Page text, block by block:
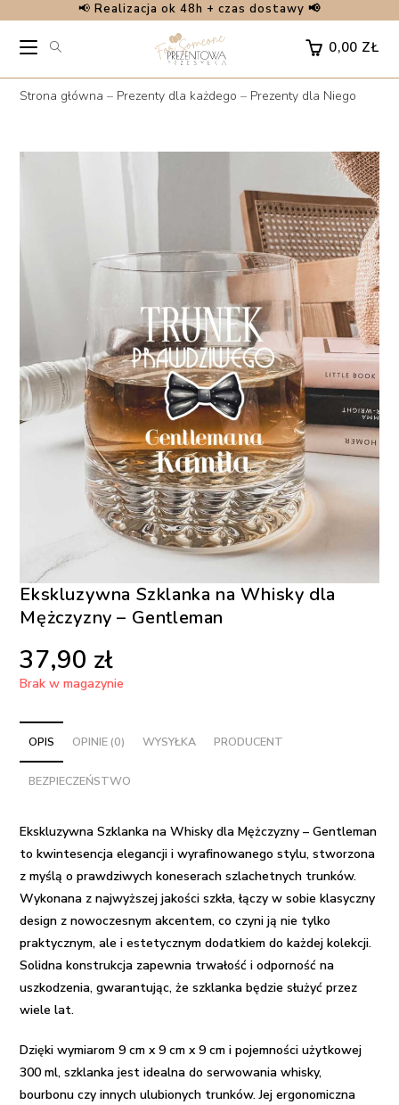
content
📢 Realizacja ok 48h + czas dostawy 📢
0,00 ZŁ
Strona główna – Prezenty dla każdego – Prezenty dla Niego
Ekskluzywna Szklanka na Whisky dla
Mężczyzny – Gentleman
37,90 zł
Brak w magazynie
OPIS OPINIE (0) WYSYŁKA PRODUCENT
BEZPIECZEŃSTWO
Ekskluzywna Szklanka na Whisky dla Mężczyzny – Gentleman
to kwintesencja elegancji i wyrafinowanego stylu, stworzona
z myślą o prawdziwych koneserach szlachetnych trunków.
Wykonana z najwyższej jakości szkła, łączy w sobie klasyczny
design z nowoczesnym akcentem, co czyni ją nie tylko
praktycznym, ale i estetycznym dodatkiem do każdej kolekcji.
Solidna konstrukcja zapewnia trwałość i odporność na
uszkodzenia, gwarantując, że szklanka będzie służyć przez
wiele lat.
Dzięki wymiarom 9 cm x 9 cm x 9 cm i pojemności użytkowej
300 ml, szklanka jest idealna do serwowania whisky,
bourbonu czy innych ulubionych trunków. Jej ergonomiczna